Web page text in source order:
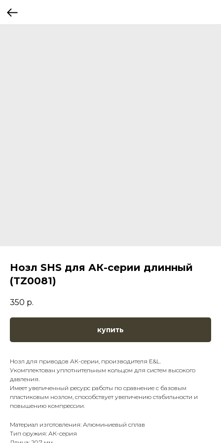
Нозл SHS для АК-серии длинный
(TZ0081)
350 р.
купить
Нозл для приводов АК-серии, производителя E&L.
Укомплектован уплотнительным кольцом для систем высокого
давления.
Имеет увеличенный ресурс работы по сравнение с базовым
пластиковым нозлом, способствует увеличению стабильности и
повышению компрессии.
Материал изготовления: Алюминиевый сплав
Тип оружия: АК-серия